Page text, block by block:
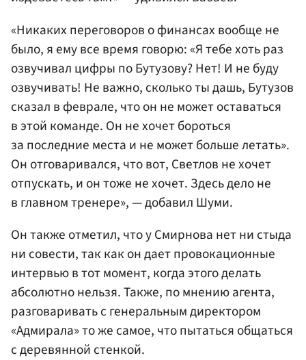
«Никаких переговоров о финансах вообще не
было, я ему все время говорю: «Я тебе хоть раз
озвучивал цифры по Бутузову? Нет! И не буду
озвучивать! Не важно, сколько ты дашь, Бутузов
сказал в феврале, что он не может оставаться
в этой команде. Он не хочет бороться
за последние места и не может больше летать».
Он отговаривался, что вот, Светлов не хочет
отпускать, и он тоже не хочет. Здесь дело не
в главном тренере», — добавил Шуми.
Он также отметил, что у Смирнова нет ни стыда
ни совести, так как он дает провокационные
интервью в тот момент, когда этого делать
абсолютно нельзя. Также, по мнению агента,
разговаривать с генеральным директором
«Адмирала» то же самое, что пытаться общаться
с деревянной стенкой.